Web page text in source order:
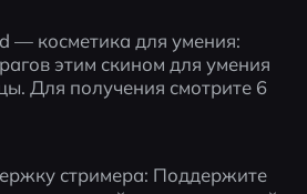
— косметика для умения:
этим скином для умения
Для получения смотрите 6
стримера: Поддержите